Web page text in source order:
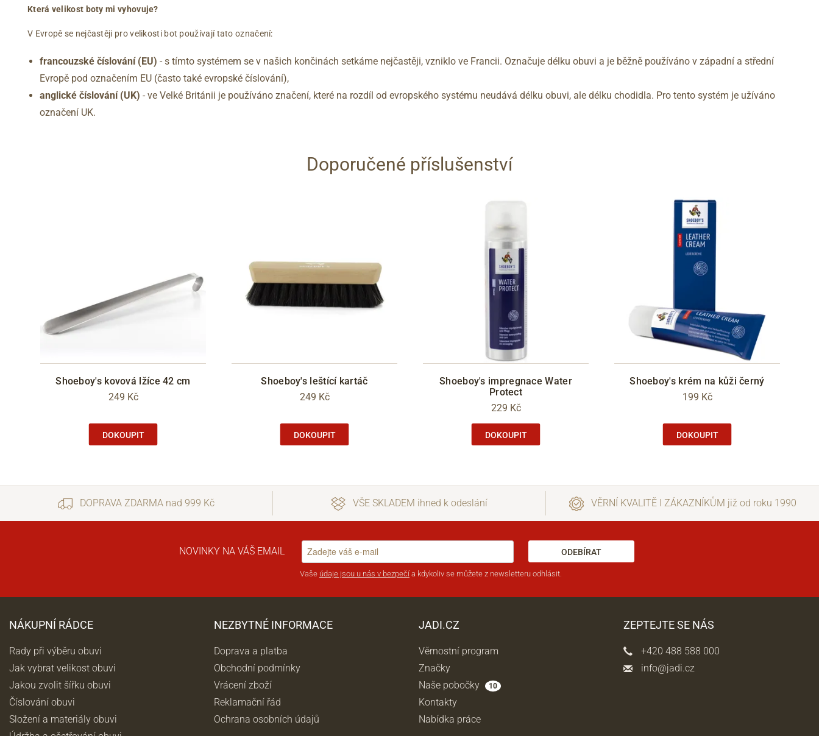
Která velikost boty mi vyhovuje?
V Evropě se nejčastěji pro velikosti bot používají tato označení:
francouzské číslování (EU) - s tímto systémem se v našich končinách setkáme nejčastěji, vzniklo ve Francii. Označuje délku obuvi a je běžně používáno v západní a střední
Evropě pod označením EU (často také evropské číslování),
anglické číslování (UK) - ve Velké Británii je používáno značení, které na rozdíl od evropského systému neudává délku obuvi, ale délku chodidla. Pro tento systém je užíváno
označení UK.
Doporučené příslušenství
Shoeboy's kovová lžíce 42 cm
249 Kč
DOKOUPIT
Shoeboy's leštící kartáč
249 Kč
DOKOUPIT
Shoeboy's impregnace Water
Protect
229 Kč
DOKOUPIT
Shoeboy's krém na kůži černý
199 Kč
DOKOUPIT
DOPRAVA ZDARMA nad 999 Kč VŠE SKLADEM ihned k odeslání VĚRNÍ KVALITĚ I ZÁKAZNÍKŮM již od roku 1990
NOVINKY NA VÁŠ EMAIL ODEBÍRAT
Vaše údaje jsou u nás v bezpečí a kdykoliv se můžete z newsletteru odhlásit.
NÁKUPNÍ RÁDCE
Rady při výběru obuvi
Jak vybrat velikost obuvi
Jakou zvolit šířku obuvi
Číslování obuvi
Složení a materiály obuvi
NEZBYTNÉ INFORMACE
Doprava a platba
Obchodní podmínky
Vrácení zboží
Reklamační řád
Ochrana osobních údajů
JADI.CZ
Věrnostní program
Značky
Naše pobočky
10
Kontakty
Nabídka práce
ZEPTEJTE SE NÁS
+420 488 588 000
info@jadi.cz